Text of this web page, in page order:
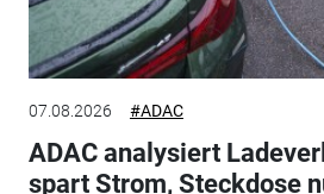
07.08.2026 #ADAC
ADAC analysiert
spart Strom, Steckdose